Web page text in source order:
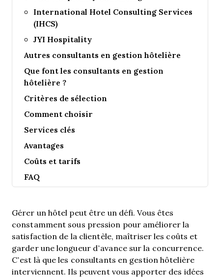
International Hotel Consulting Services
(IHCS)
JYI Hospitality
Autres consultants en gestion hôtelière
Que font les consultants en gestion
hôtelière ?
Critères de sélection
Comment choisir
Services clés
Avantages
Coûts et tarifs
FAQ
Gérer un hôtel peut être un défi. Vous êtes
constamment sous pression pour améliorer la
satisfaction de la clientèle, maîtriser les coûts et
garder une longueur d’avance sur la concurrence.
C’est là que les consultants en gestion hôtelière
interviennent. Ils peuvent vous apporter des idées